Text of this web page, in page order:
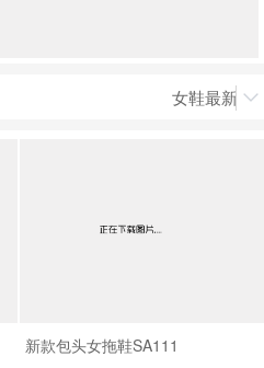
女鞋最新上

新款包头女拖鞋SA111